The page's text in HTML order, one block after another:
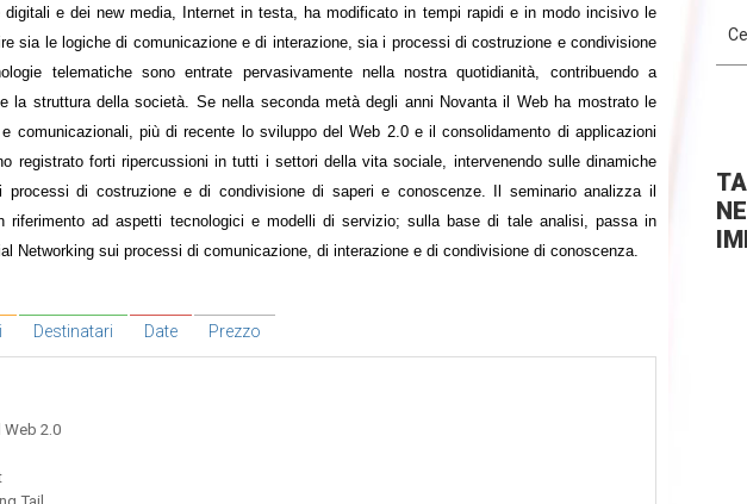
digitali e dei new media, Internet in testa, ha modificato in tempi rapidi e in modo incisivo le
sia le logiche di comunicazione e di interazione, sia i processi di costruzione e condivisione
telematiche sono entrate pervasivamente nella nostra quotidianità, contribuendo a
la struttura della società. Se nella seconda metà degli anni Novanta il Web ha mostrato le
comunicazionali, più di recente lo sviluppo del Web 2.0 e il consolidamento di applicazioni
registrato forti ripercussioni in tutti i settori della vita sociale, intervenendo sulle dinamiche
processi di costruzione e di condivisione di saperi e conoscenze. Il seminario analizza il
riferimento ad aspetti tecnologici e modelli di servizio; sulla base di tale analisi, passa in
Networking sui processi di comunicazione, di interazione e di condivisione di conoscenza.
Destinatari Date Prezzo
2.0